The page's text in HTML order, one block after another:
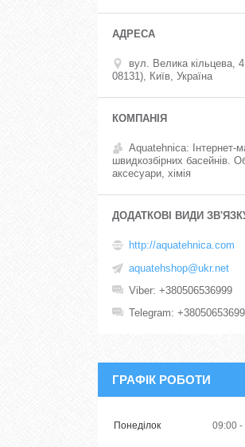
вул. Велика кільцева,
08131), Київ, Україна
Aquatehnica: Інтернет-
швидкозбірних басейнів.
аксесуари, хімія
http://aquatehnica.com
aquatehshop@ukr.net
Viber +380506536999
Telegram
ГРАФІК РОБОТИ
Понеділок 09:00